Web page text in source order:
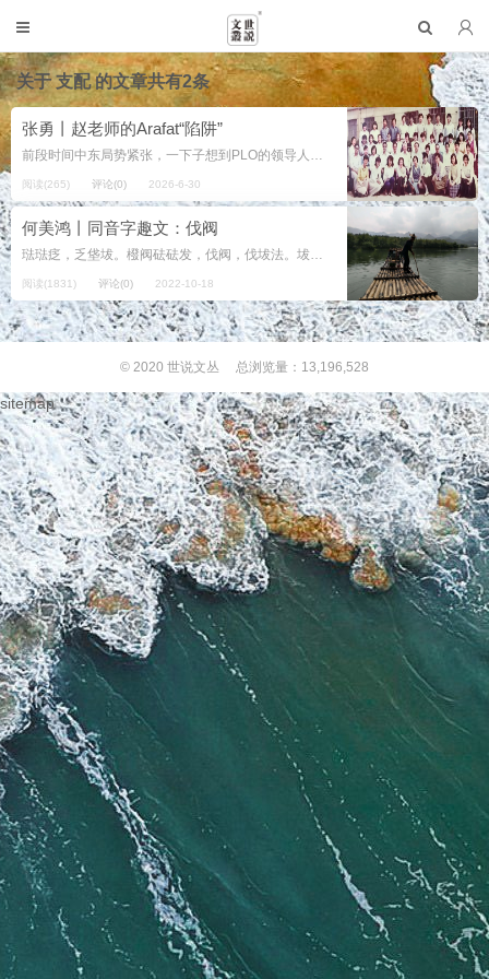
关于支配的文章共有2条
张勇丨赵老师的Arafat“陷阱”
前段时间中东局势紧张，一下子想到PLO的领导人阿拉法特。上中学时，考试中经常会出现一些人为的混淆题，把原本毫不相干的“斯图亚特”与“斯图加特”、“巴基斯坦”与“巴勒斯坦”等等都归拢起来用作考题。这是出题...
阅读(265) 评论(0) 2026-6-30
何美鸿丨同音字趣文：伐阀
琺琺疺，乏垡坺。橃阀砝砝发，伐阀，伐坺法。坺乏橃，发琺琺伐砝砝。琺琺䇅筏发，罚砝砝。砝砝发橃坺。坺发罚法。 注释： 琺琺[fà fà]：这里指人名。 疺[fá]：瘦。 乏[fá]：1.疲乏；2.缺乏。 垡[fá]：耕地...
阅读(1831) 评论(0) 2022-10-18
© 2020 世说文丛 总浏览量：13,196,528
sitemap